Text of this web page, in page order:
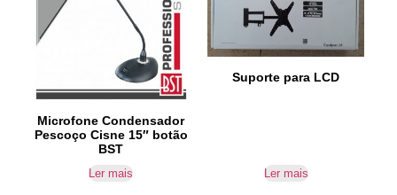
Microfone Condensador
Pescoço Cisne 15″ botão
BST
Ler mais
Suporte para LCD
Ler mais